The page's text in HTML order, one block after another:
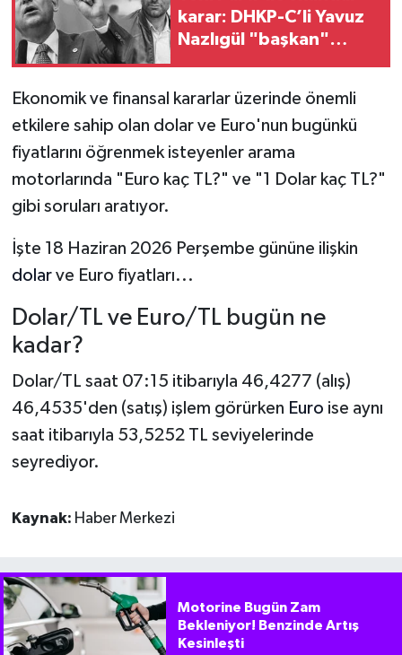
karar: DHKP-C’li Yavuz
Nazlıgül "başkan"
Ekonomik ve finansal kararlar üzerinde önemli
etkilere sahip olan dolar ve Euro'nun bugünkü
fiyatlarını öğrenmek isteyenler arama
motorlarında "Euro kaç TL?" ve "1 Dolar kaç TL?"
gibi soruları aratıyor.
İşte 18 Haziran 2026 Perşembe gününe ilişkin
dolarve Euro fiyatları...
Dolar/TL ve Euro/TL bugün ne
kadar?
Dolar/TL saat 07:15 itibarıyla 46,4277 (alış)
46,4535'den (satış) işlem görürken Euro ise aynı
saat itibarıyla 53,5252 TL seviyelerinde
seyrediyor.
Kaynak: Haber Merkezi
Motorine Bugün Zam
Bekleniyor! Benzinde Artış
Kesinleşti